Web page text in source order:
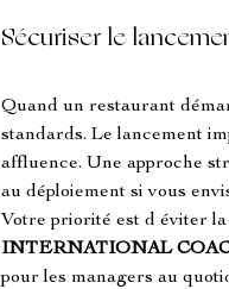
Sécuriser le
Quand un restaurant
standards. Le lancement
affluence. Une approche
au déploiement si vous
Votre priorité est d éviter
INTERNATIONAL
pour les managers au